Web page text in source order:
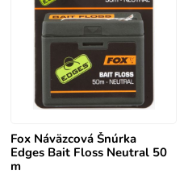
Fox Náväzcová Šnúrka
Edges Bait Floss Neutral 50
m